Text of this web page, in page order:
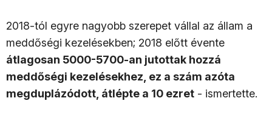
2018-tól egyre nagyobb szerepet vállal az állam a
meddőségi kezelésekben; 2018 előtt évente
átlagosan 5000-5700-an jutottak hozzá
meddőségi kezelésekhez, ez a szám azóta
megduplázódott, átlépte a 10 ezret - ismertette.